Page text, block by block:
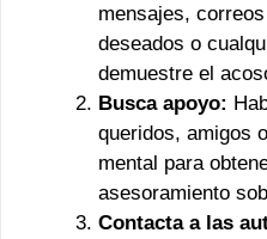
mensajes,
deseados o
demuestre el
Busca apoyo:
queridos, amigos
mental para
asesoramiento
Contacta a las